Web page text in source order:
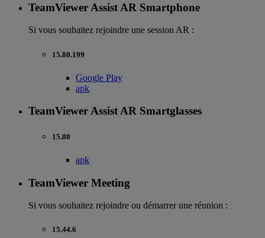
TeamViewer Assist AR Smartphone
Si vous souhaitez rejoindre une session AR :
15.80.199
Google Play
apk
TeamViewer Assist AR Smartglasses
15.80
apk
TeamViewer Meeting
Si vous souhaitez rejoindre ou démarrer une réunion :
15.44.6